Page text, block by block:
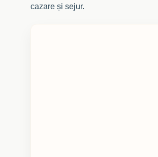
cazare și sejur.